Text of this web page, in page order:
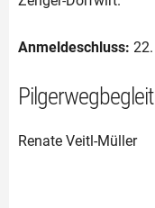
Anmeldeschluss:
Renate Veitl-Müller